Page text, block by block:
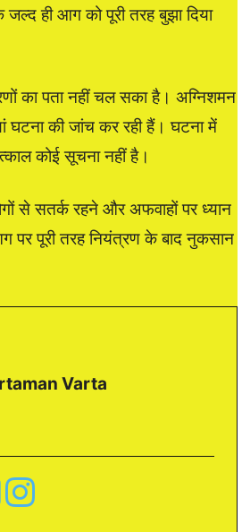
जल्द ही आग को पूरी तरह बुझा दिया
का पता नहीं चल सका है। अग्निशमन
घटना की जांच कर रही हैं। घटना में
कोई सूचना नहीं है।
से सतर्क रहने और अफवाहों पर ध्यान
पर पूरी तरह नियंत्रण के बाद नुकसान
Varta